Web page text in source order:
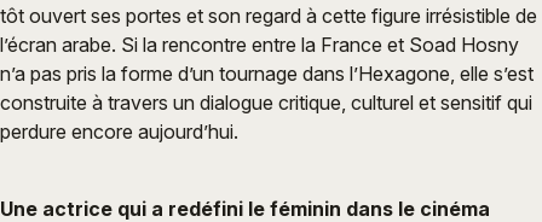
tôt ouvert ses portes et son regard à cette figure irrésistible de
l’écran arabe. Si la rencontre entre la France et Soad Hosny
n’a pas pris la forme d’un tournage dans l’Hexagone, elle s’est
construite à travers un dialogue critique, culturel et sensitif qui
perdure encore aujourd’hui.
Une actrice qui a redéfini le féminin dans le cinéma